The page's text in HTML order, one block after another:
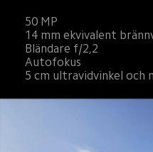
50 MP
14 mm ekvivalent
Bländare f/2,2
Autofokus
5 cm ultravidvinkel och